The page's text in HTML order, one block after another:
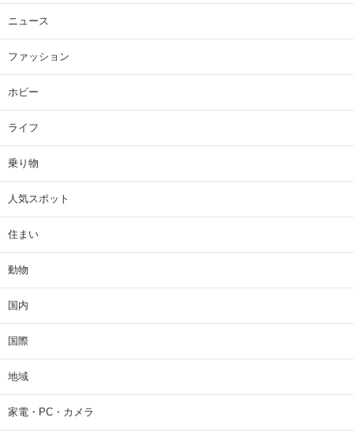
ニュース
ファッション
ホビー
ライフ
乗り物
人気スポット
住まい
動物
国内
国際
地域
家電・PC・カメラ